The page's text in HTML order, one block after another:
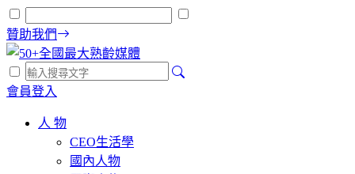
贊助我們
會員登入
人 物
CEO生活學
國內人物